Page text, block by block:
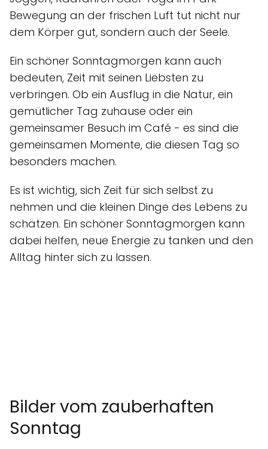
Bewegung an der frischen Luft tut nicht nur
dem Körper gut, sondern auch der Seele.
Ein schöner Sonntagmorgen kann auch
bedeuten, Zeit mit seinen Liebsten zu
verbringen. Ob ein Ausflug in die Natur, ein
gemütlicher Tag zuhause oder ein
gemeinsamer Besuch im Café - es sind die
gemeinsamen Momente, die diesen Tag so
besonders machen.
Es ist wichtig, sich Zeit für sich selbst zu
nehmen und die kleinen Dinge des Lebens zu
schätzen. Ein schöner Sonntagmorgen kann
dabei helfen, neue Energie zu tanken und den
Alltag hinter sich zu lassen.
Bilder vom zauberhaften
Sonntag